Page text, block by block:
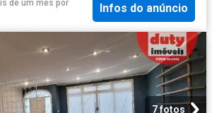
de um mês por
Infos do anúncio
7 fotos